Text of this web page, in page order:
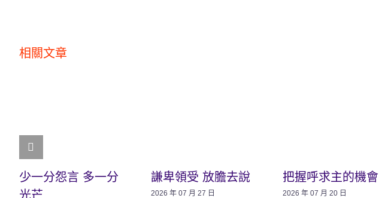
相關文章
少一分怨言 多一分
光芒
謙卑領受 放膽去說
2026 年 07 月 27 日
把握呼求主的機會
2026 年 07 月 20 日